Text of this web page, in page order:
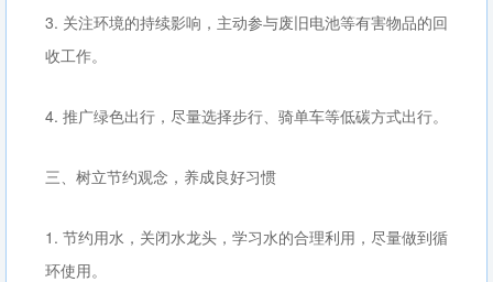
3. 关注环境的持续影响，主动参与废旧电池等有害物品的回
收工作。
4. 推广绿色出行，尽量选择步行、骑单车等低碳方式出行。
三、树立节约观念，养成良好习惯
1. 节约用水，关闭水龙头，学习水的合理利用，尽量做到循
环使用。